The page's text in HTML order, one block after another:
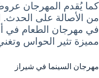
كما يُقدم المهرجان
من الأصالة على الحدث.
في مهرجان الطعام في
مميزة تثير الحواس
مهرجان السينما في شيراز